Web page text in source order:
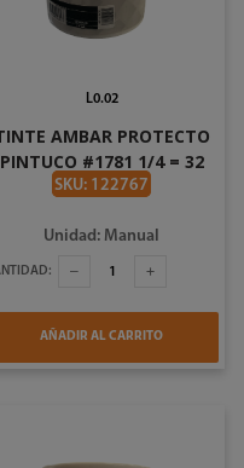
AMBAR PROTECTO
PINTUCO #1781 1/4 = 32
ONZAS
SKU: 122767
L0.02
Unidad: Manual
AÑADIR AL CARRITO